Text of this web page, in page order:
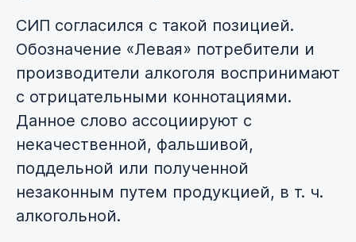
СИП согласился с такой позицией.
Обозначение «Левая» потребители и
производители алкоголя воспринимают
с отрицательными коннотациями.
Данное слово ассоциируют с
некачественной, фальшивой,
поддельной или полученной
незаконным путем продукцией, в т. ч.
алкогольной.